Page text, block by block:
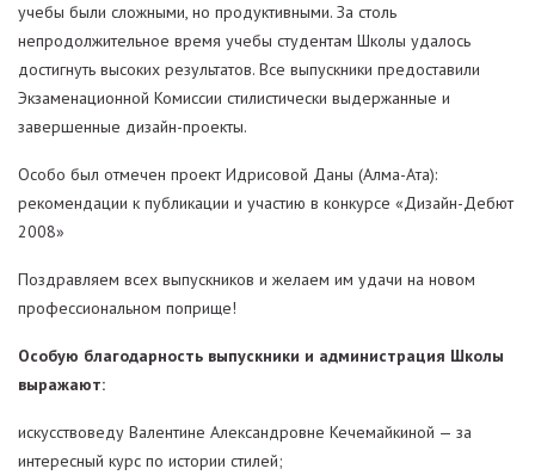
учебы были сложными, но продуктивными. За столь
непродолжительное время учебы студентам Школы удалось
достигнуть высоких результатов. Все выпускники предоставили
Экзаменационной Комиссии стилистически выдержанные и
завершенные дизайн-проекты.
Особо был отмечен проект Идрисовой Даны (Алма-Ата):
рекомендации к публикации и участию в конкурсе «Дизайн-Дебют
2008»
Поздравляем всех выпускников и желаем им удачи на новом
профессиональном поприще!
Особую благодарность выпускники и администрация Школы
выражают:
искусствоведу Валентине Александровне Кечемайкиной — за
интересный курс по истории стилей;